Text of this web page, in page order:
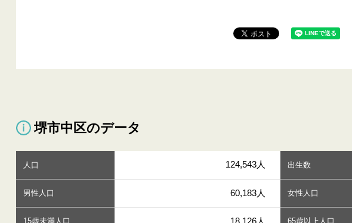
堺市中区のデータ
人口 124,543人 出生数
男性人口 60,183人 女性人口
15歳未満人口 65歳以上人口